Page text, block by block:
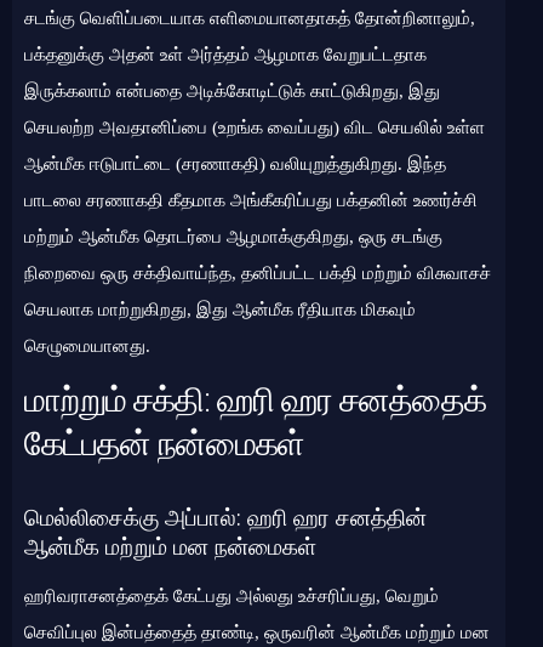
சடங்கு வெளிப்படையாக எளிமையானதாகத் தோன்றினாலும்,
பக்தனுக்கு அதன் உள் அர்த்தம் ஆழமாக வேறுபட்டதாக
இருக்கலாம் என்பதை அடிக்கோடிட்டுக் காட்டுகிறது, இது
செயலற்ற அவதானிப்பை (உறங்க வைப்பது) விட செயலில் உள்ள
ஆன்மீக ஈடுபாட்டை (சரணாகதி) வலியுறுத்துகிறது. இந்த
பாடலை சரணாகதி கீதமாக அங்கீகரிப்பது பக்தனின் உணர்ச்சி
மற்றும் ஆன்மீக தொடர்பை ஆழமாக்குகிறது, ஒரு சடங்கு
நிறைவை ஒரு சக்திவாய்ந்த, தனிப்பட்ட பக்தி மற்றும் விசுவாசச்
செயலாக மாற்றுகிறது, இது ஆன்மீக ரீதியாக மிகவும்
செழுமையானது.
மாற்றும் சக்தி: ஹரி ஹர சனத்தைக்
கேட்பதன் நன்மைகள்
மெல்லிசைக்கு அப்பால்: ஹரி ஹர சனத்தின்
ஆன்மீக மற்றும் மன நன்மைகள்
ஹரிவராசனத்தைக் கேட்பது அல்லது உச்சரிப்பது, வெறும்
செவிப்புல இன்பத்தைத் தாண்டி, ஒருவரின் ஆன்மீக மற்றும் மன